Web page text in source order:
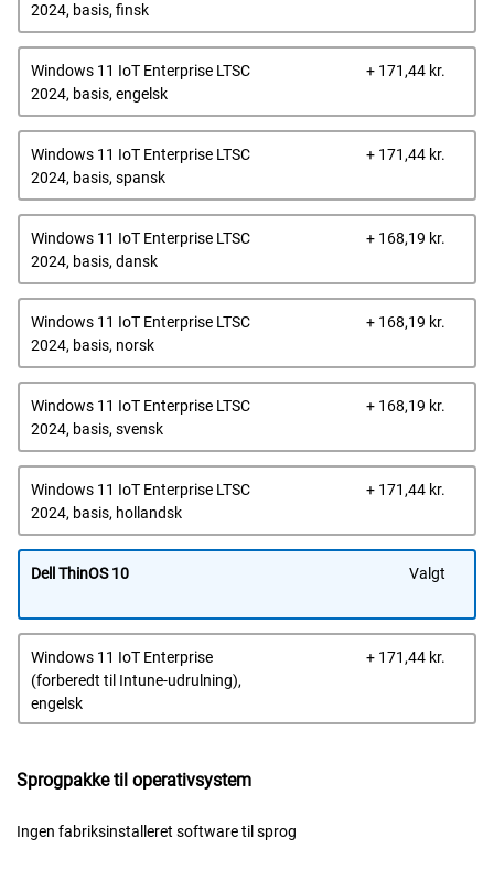
2024, basis, finsk
Windows 11 IoT Enterprise LTSC
2024, basis, engelsk
+ 171,44 kr.
Windows 11 IoT Enterprise LTSC
2024, basis, spansk
+ 171,44 kr.
Windows 11 IoT Enterprise LTSC
2024, basis, dansk
+ 168,19 kr.
Windows 11 IoT Enterprise LTSC
2024, basis, norsk
+ 168,19 kr.
Windows 11 IoT Enterprise LTSC
2024, basis, svensk
+ 168,19 kr.
Windows 11 IoT Enterprise LTSC
2024, basis, hollandsk
+ 171,44 kr.
Dell ThinOS 10 Valgt
Windows 11 IoT Enterprise
(forberedt til Intune-udrulning),
engelsk
+ 171,44 kr.
Sprogpakke til operativsystem
Ingen fabriksinstalleret software til sprog